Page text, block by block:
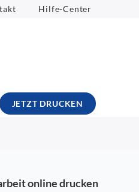
Hilfe-Center
JETZT DRUCKEN
online drucken